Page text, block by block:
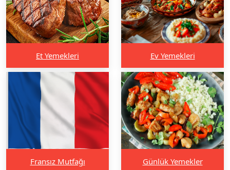
Et Yemekleri Ev Yemekleri
Fransız Mutfağı Günlük Yemekler